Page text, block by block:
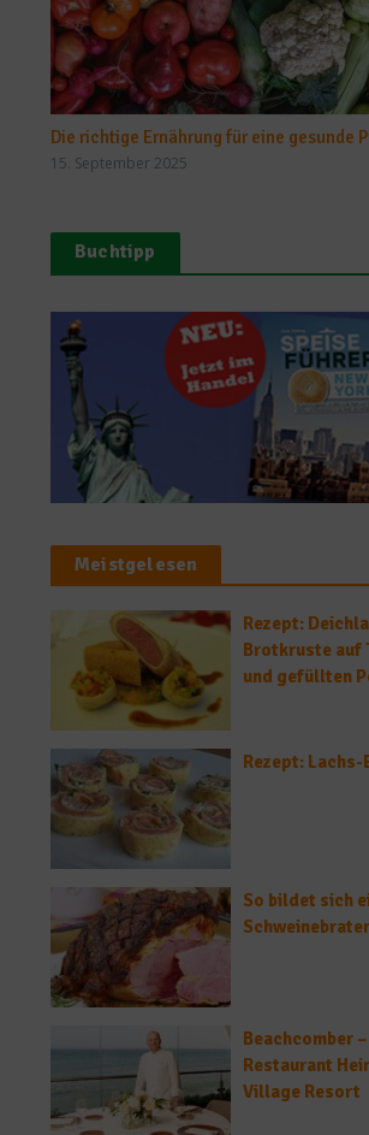
Die richtige Ernährung für eine gesunde
15. September 2025
Buchtipp
Meistgelesen
Rezept:
Brotkruste auf
und gefüllten
Rezept:
So bildet sich
Beachcomber
Restaurant
Village Resort